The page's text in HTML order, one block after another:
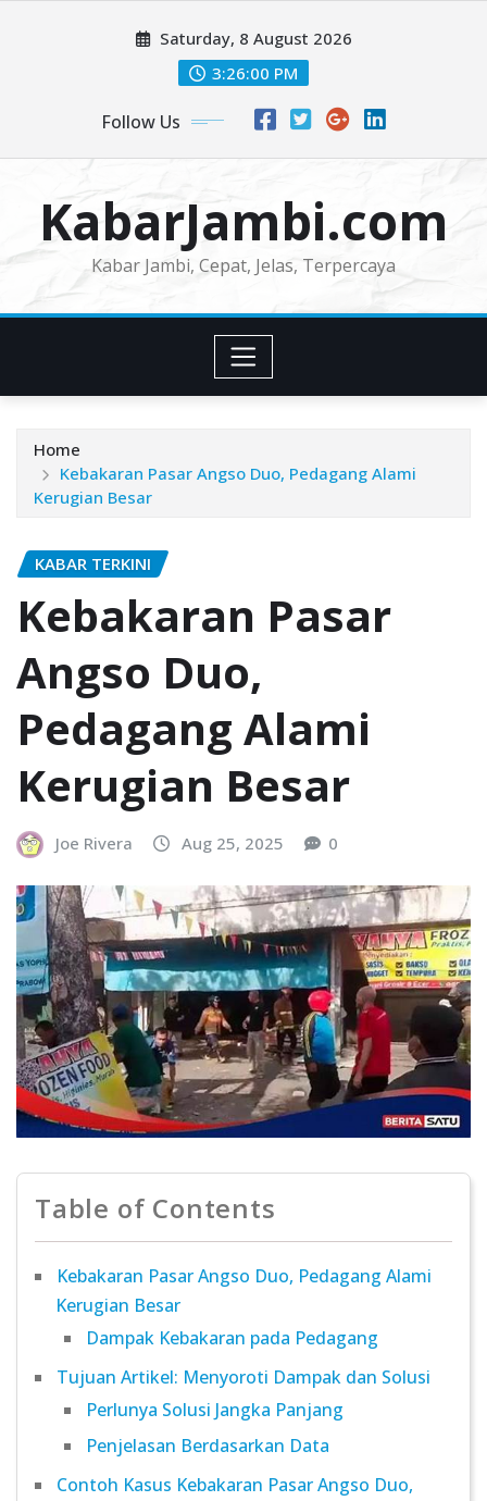
Saturday, 8 August 2026
3:26:02 PM
Follow Us
KabarJambi.com
Kabar Jambi, Cepat, Jelas, Terpercaya
Home
Kebakaran Pasar Angso Duo, Pedagang Alami
Kerugian Besar
KABAR TERKINI
Kebakaran Pasar
Angso Duo,
Pedagang Alami
Kerugian Besar
Joe Rivera Aug 25, 2025 0
Table of Contents
Kebakaran Pasar Angso Duo, Pedagang Alami
Kerugian Besar
Dampak Kebakaran pada Pedagang
Tujuan Artikel: Menyoroti Dampak dan Solusi
Perlunya Solusi Jangka Panjang
Penjelasan Berdasarkan Data
Contoh Kasus Kebakaran Pasar Angso Duo,